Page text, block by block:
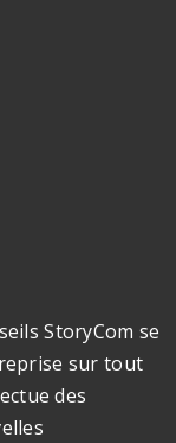
StoryCom se
sur tout
des